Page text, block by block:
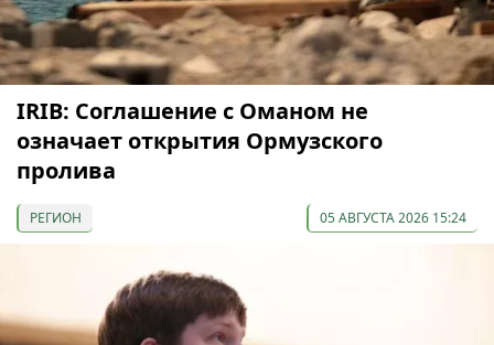
IRIB: Соглашение с Оманом не
означает открытия Ормузского
пролива
РЕГИОН 05 АВГУСТА 2026 15:24